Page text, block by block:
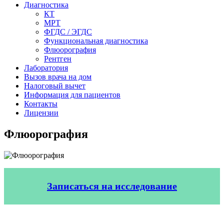
Диагностика
КТ
МРТ
ФГДС / ЭГДС
Функциональная диагностика
Флюорография
Рентген
Лаборатория
Вызов врача на дом
Налоговый вычет
Информация для пациентов
Контакты
Лицензии
Флюорография
Записаться на исследование